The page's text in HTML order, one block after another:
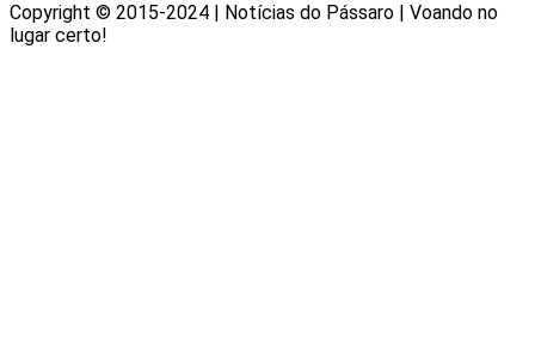
Copyright © 2015-2024 | Notícias do Pássaro | Voando no
lugar certo!